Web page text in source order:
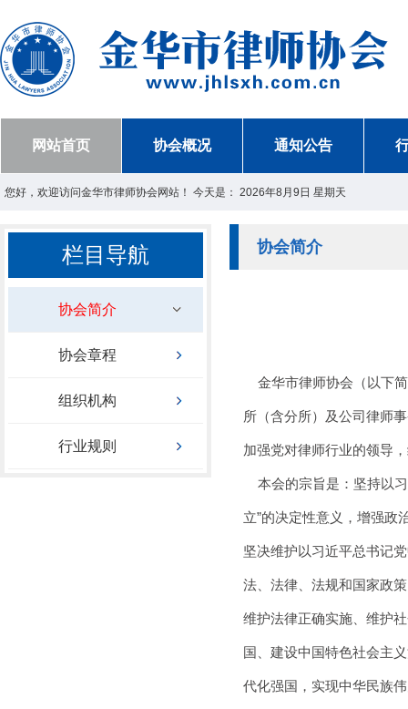
网站首页 协会概况 通知公告
您好，欢迎访问金华市律师协会网站！ 今天是： 2026年8月9日 星期天
栏目导航
协会简介
协会章程
组织机构
行业规则
协会简介
金华市律师协会（以下
所（含分所）及公司律师
加强党对律师行业的领导
本会的宗旨是：坚持以习
立”的决定性意义，增强政
坚决维护以习近平总书记
法、法律、法规和国家政
维护法律正确实施、维护
国、建设中国特色社会主
代化强国，实现中华民